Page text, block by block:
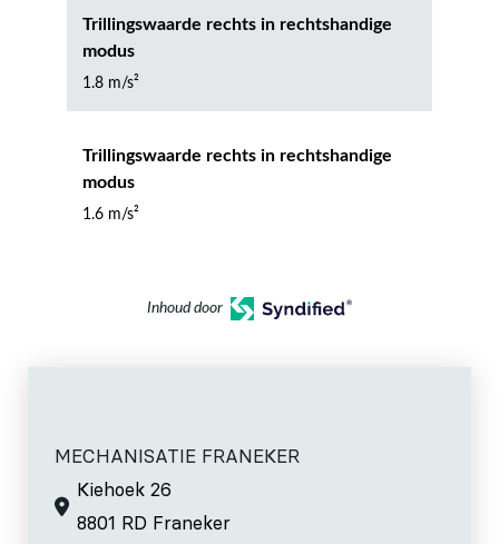
Trillingswaarde rechts in rechtshandige
modus
1.8 m/s²
Trillingswaarde rechts in rechtshandige
modus
1.6 m/s²
Inhoud door
MECHANISATIE FRANEKER
Kiehoek 26
8801 RD Franeker